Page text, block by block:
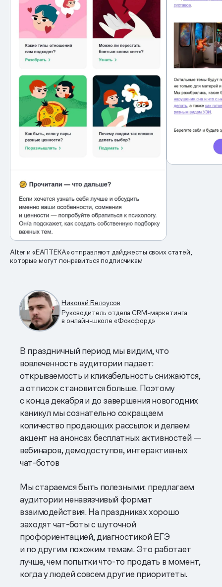
Alter и «ЕАПТЕКА» отправляют дайджесты своих статей,
которые могут понравиться подписчикам
Николай Белоусов
Руководитель отдела CRM-маркетинга
в онлайн-школе «Фоксфорд»
В праздничный период мы видим, что
вовлеченность аудитории падает:
открываемость и кликабельность снижаются,
а отписок становится больше. Поэтому
с конца декабря и до завершения новогодних
каникул мы сознательно сокращаем
количество продающих рассылок и делаем
акцент на анонсах бесплатных активностей —
вебинаров, демодоступов, интерактивных
чат-ботов
Мы стараемся быть полезными: предлагаем
аудитории ненавязчивый формат
взаимодействия. На праздниках хорошо
заходят чат-боты с шуточной
профориентацией, диагностикой ЕГЭ
и по другим похожим темам. Это работает
лучше, чем попытки что-то продать в момент,
когда у людей совсем другие приоритеты.